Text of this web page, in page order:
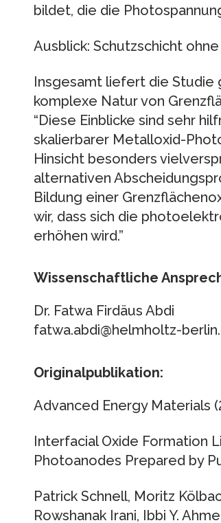
bildet, die die
Ausblick: Schutzschicht
Insgesamt liefert die Studie
komplexe Natur von
“Diese Einblicke sind sehr
skalierbarer Metalloxid-
Hinsicht besonders
alternativen
Bildung einer
wir, dass sich die
erhöhen wird.”
Wissenschaftliche
Dr. Fatwa Firdäus Abdi
fatwa.abdi@helmholtz-
Originalpublikation:
Advanced Energy Materials
Interfacial Oxide Formation
Photoanodes Prepared by
Patrick Schnell, Moritz
Rowshanak Irani, Ibbi Y.